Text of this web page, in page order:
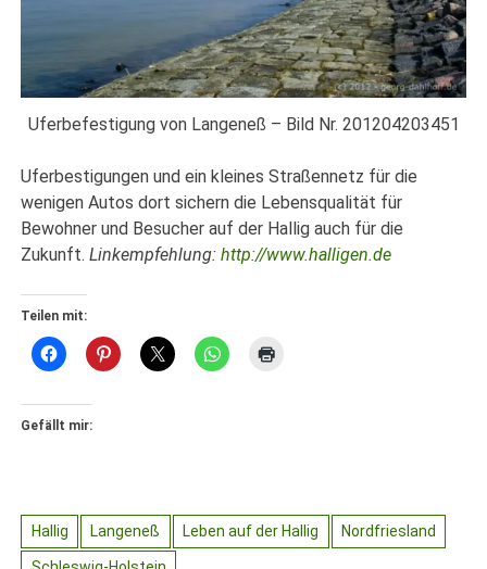
Uferbefestigung von Langeneß – Bild Nr. 201204203451
Uferbestigungen und ein kleines Straßennetz für die
wenigen Autos dort sichern die Lebensqualität für
Bewohner und Besucher auf der Hallig auch für die
Zukunft.Linkempfehlung:http://www.halligen.de
Teilen mit:
Gefällt mir:
Hallig Langeneß Leben auf der Hallig Nordfriesland